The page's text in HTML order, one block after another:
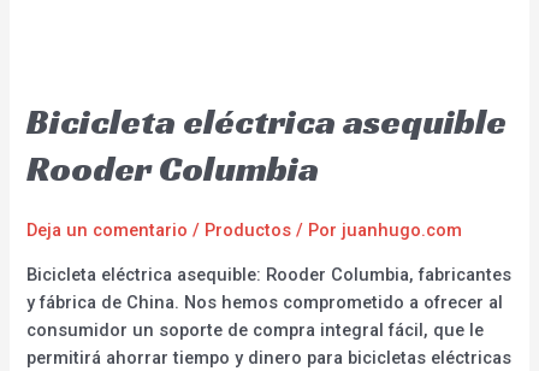
Bicicleta eléctrica asequible
Rooder Columbia
Deja un comentario / Productos / Por juanhugo.com
Bicicleta eléctrica asequible: Rooder Columbia, fabricantes
y fábrica de China. Nos hemos comprometido a ofrecer al
consumidor un soporte de compra integral fácil, que le
permitirá ahorrar tiempo y dinero para bicicletas eléctricas